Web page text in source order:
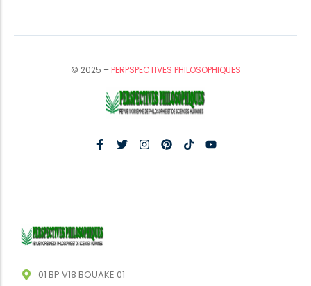
© 2025 –PERPSPECTIVES PHILOSOPHIQUES
01 BP V18 BOUAKE 01